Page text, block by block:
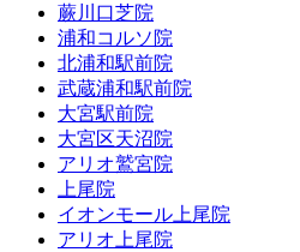
蕨川口芝院
浦和コルソ院
北浦和駅前院
武蔵浦和駅前院
大宮駅前院
大宮区天沼院
アリオ鷲宮院
上尾院
イオンモール上尾院
アリオ上尾院